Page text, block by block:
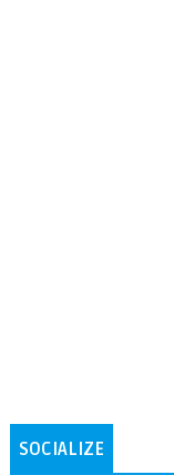
SOCIALIZE